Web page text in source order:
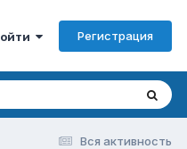
Регистрация
Вся активность